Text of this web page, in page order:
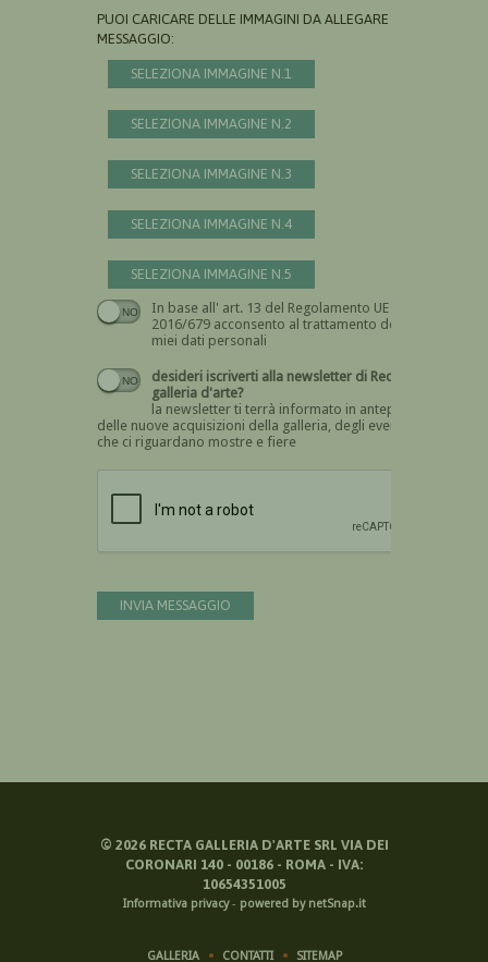
PUOI CARICARE DELLE IMMAGINI DA ALLEGARE AL
MESSAGGIO:
SELEZIONA IMMAGINE N.1
SELEZIONA IMMAGINE N.2
SELEZIONA IMMAGINE N.3
SELEZIONA IMMAGINE N.4
SELEZIONA IMMAGINE N.5
In base all' art. 13 del Regolamento UE n.
2016/679 acconsento al trattamento dei
miei dati personali
Devi dare il consenso
desideri iscriverti alla newsletter di Recta
galleria d'arte?
la newsletter ti terrà informato in anteprima
delle nuove acquisizioni della galleria, degli eventi
che ci riguardano mostre e fiere
INVIA MESSAGGIO
© 2026RECTA GALLERIA D'ARTE SRL VIA DEI
CORONARI 140 - 00186 - ROMA - IVA:
10654351005
Informativa privacy- powered by netSnap.it
GALLERIA CONTATTI SITEMAP